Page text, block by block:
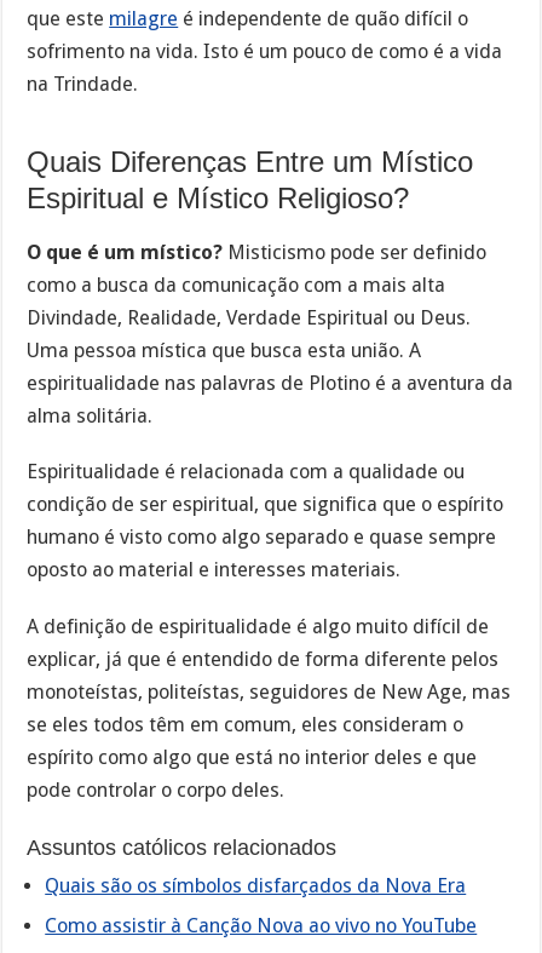
que este milagre é independente de quão difícil o
sofrimento na vida. Isto é um pouco de como é a vida
na Trindade.
Quais Diferenças Entre um Místico
Espiritual e Místico Religioso?
O que é um místico? Misticismo pode ser definido
como a busca da comunicação com a mais alta
Divindade, Realidade, Verdade Espiritual ou Deus.
Uma pessoa mística que busca esta união. A
espiritualidade nas palavras de Plotino é a aventura da
alma solitária.
Espiritualidade é relacionada com a qualidade ou
condição de ser espiritual, que significa que o espírito
humano é visto como algo separado e quase sempre
oposto ao material e interesses materiais.
A definição de espiritualidade é algo muito difícil de
explicar, já que é entendido de forma diferente pelos
monoteístas, politeístas, seguidores de New Age, mas
se eles todos têm em comum, eles consideram o
espírito como algo que está no interior deles e que
pode controlar o corpo deles.
Assuntos católicos relacionados
Quais são os símbolos disfarçados da Nova Era
Como assistir à Canção Nova ao vivo no YouTube